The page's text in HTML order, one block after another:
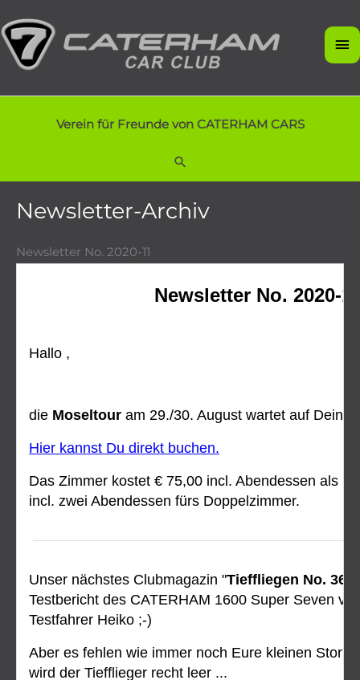
Inhalt
springen
Verein für Freunde von CATERHAM CARS
Suchen
Newsletter-Archiv
Newsletter No. 2020-11